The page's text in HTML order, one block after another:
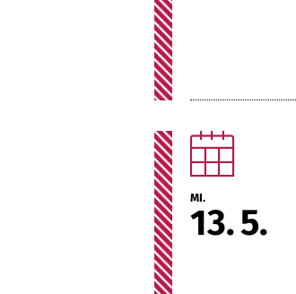
MI.
13 5